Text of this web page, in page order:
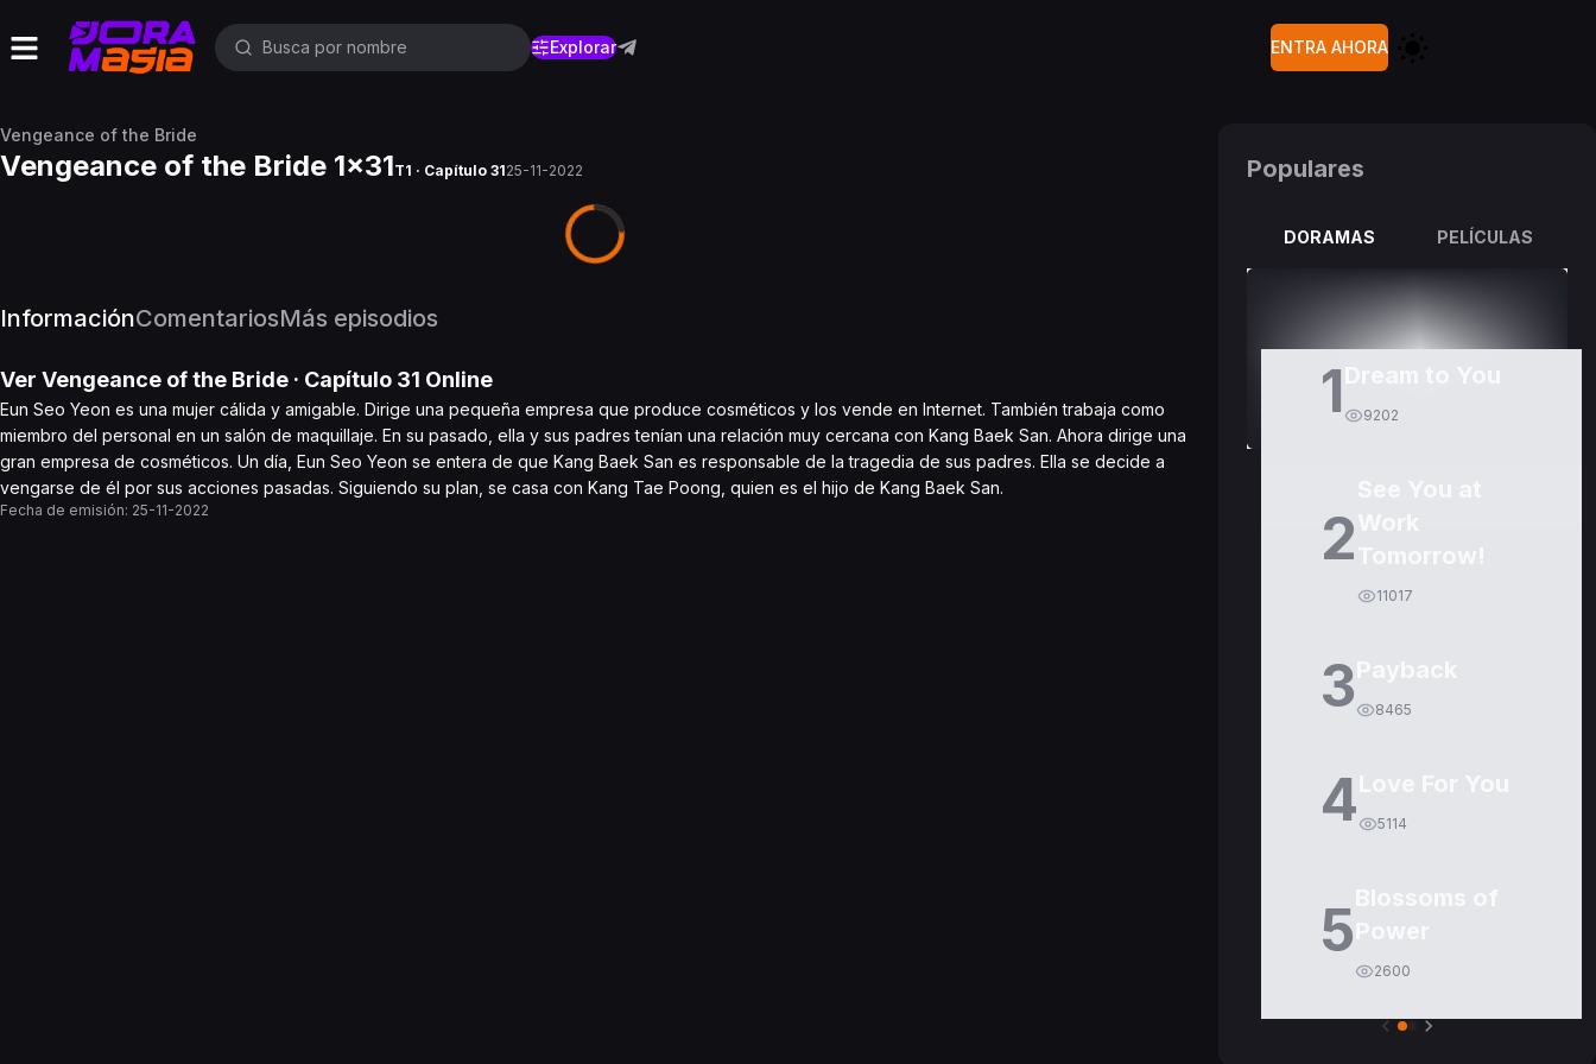
Explorar ENTRA AHORA
Vengeance of the Bride
Vengeance of the Bride 1x31T1 · Capítulo 3125-11-2022
InformaciónComentariosMás episodios
Ver Vengeance of the Bride · Capítulo 31 Online
Eun Seo Yeon es una mujer cálida y amigable. Dirige una pequeña empresa que produce cosméticos y los vende en Internet. También trabaja como
miembro del personal en un salón de maquillaje. En su pasado, ella y sus padres tenían una relación muy cercana con Kang Baek San. Ahora dirige una
gran empresa de cosméticos. Un día, Eun Seo Yeon se entera de que Kang Baek San es responsable de la tragedia de sus padres. Ella se decide a
vengarse de él por sus acciones pasadas. Siguiendo su plan, se casa con Kang Tae Poong, quien es el hijo de Kang Baek San.
Fecha de emisión: 25-11-2022
Populares
DORAMAS PELÍCULAS
1 9202
2
11017
3 8465
4 5114
5
2600